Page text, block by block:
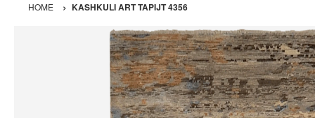
HOME KASHKULI ART TAPIJT 4356